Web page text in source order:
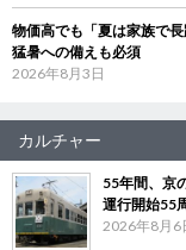
物価高でも「夏は家族で
猛暑への備えも必須
2026年8月3日
カルチャー
55年間、京
運行開始55
2026年8月6